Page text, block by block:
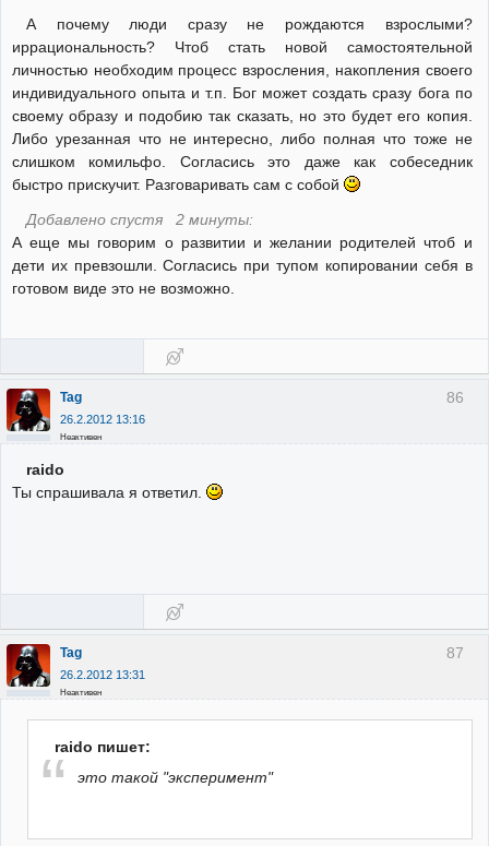
А почему люди сразу не рождаются взрослыми?
иррациональность? Чтоб стать новой самостоятельной
личностью необходим процесс взросления, накопления своего
индивидуального опыта и т.п. Бог может создать сразу бога по
своему образу и подобию так сказать, но это будет его копия.
Либо урезанная что не интересно, либо полная что тоже не
слишком комильфо. Согласись это даже как собеседник
быстро прискучит. Разговаривать сам с собой
Добавлено спустя 2 минуты:
А еще мы говорим о развитии и желании родителей чтоб и
дети их превзошли. Согласись при тупом копировании себя в
готовом виде это не возможно.
86
Tag
26.2.2012 13:16
Неактивен
raido
Ты спрашивала я ответил.
87
Tag
26.2.2012 13:31
Неактивен
raido пишет:
это такой "эксперимент"